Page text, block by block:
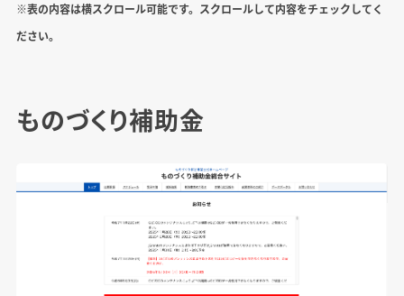
※表の内容は横スクロール可能です。スクロールして内容をチェックしてく
ださい。
ものづくり補助金